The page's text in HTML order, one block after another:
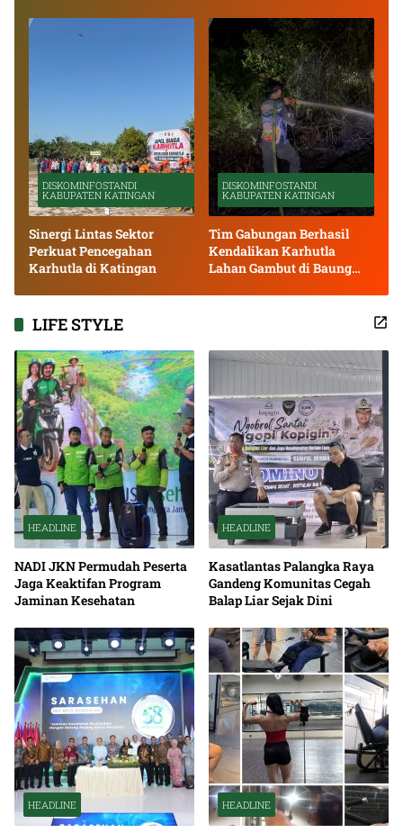
DISKOMINFOSTANDI
KABUPATEN KATINGAN
Sinergi Lintas Sektor
Perkuat Pencegahan
Karhutla di Katingan
DISKOMINFOSTANDI
KABUPATEN KATINGAN
Tim Gabungan Berhasil
Kendalikan Karhutla
Lahan Gambut di Baung
LIFE STYLE
HEADLINE
NADI JKN Permudah Peserta
Jaga Keaktifan Program
Jaminan Kesehatan
HEADLINE
Kasatlantas Palangka Raya
Gandeng Komunitas Cegah
Balap Liar Sejak Dini
HEADLINE HEADLINE